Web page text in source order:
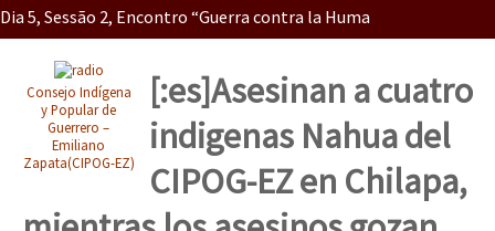
Quiénes Somos
La palabra del EZLN
Encuentros
TEMAS
Dia 5, sessão 1, do Encontro “Guerra contra a Humanidade”(As
Dia 4 – Encontro “Guerra contra a Humanidade” (As populações
Consejo Indígena
y Popular de
Guerrero –
Emiliano
Zapata(CIPOG-EZ)
[:es]Asesinan a cuatro
indigenas Nahua del
CIPOG-EZ en Chilapa,